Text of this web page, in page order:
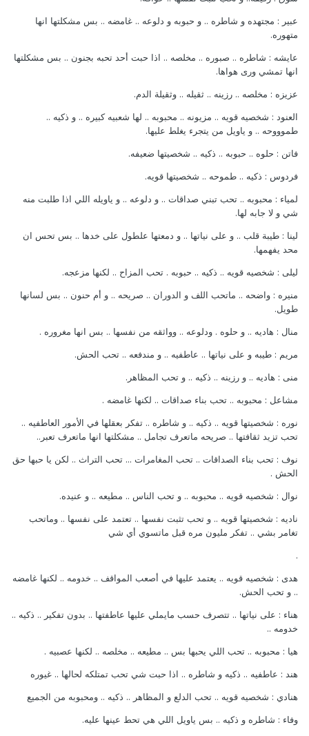
عبير : مجتهده و شاطره .. و حبوبه و دلوعه .. غامضه .. بس مشكلتها انها
متهوره.
عايشه : شاطره .. صبوره .. مخلصه .. اذا حبت أحد تحبه بجنون .. بس مشكلتها
انها تمشي ورى هواها.
عزيزه : مخلصه .. رزينه .. ثقيله .. وثقيلة الدم.
العنود : شخصيه قويه .. مزيونه .. محبوبه .. لها شعبيه كبيره .. و ذكيه ..
طموووحه .. و ياويل من يتجرء يغلط عليها.
فاتن : حلوه .. حبوبه .. ذكيه .. شخصيتها ضعيفه.
فردوس : ذكيه .. طموحه .. شخصيتها قويه.
لمياء : محبوبه .. تحب تبني صداقات .. و دلوعه .. و ياويله اللي اذا طلبت منه
شي و لا جابه لها.
لينا : طيبة قلب .. و على نياتها .. و دمعتها علطول على خدها .. بس تحس ان
محد يفهمها.
ليلى : شخصيه قويه .. ذكيه .. حبوبه . تحب المزاح .. لكنها مزعجه.
منيره : واضحه .. ماتحب اللف و الدوران .. صريحه .. و أم حنون .. بس لسانها
طويل.
منال : هاديه .. و حلوه . ودلوعه .. وواثقه من نفسها .. بس انها مغروره .
مريم : طيبه و على نياتها .. عاطفيه .. و مندفعه .. تحب الحش.
منى : هاديه .. و رزينه .. ذكيه .. و تحب المظاهر.
مشاعل : محبوبه .. تحب بناء صداقات .. لكنها غامضه .
نوره : شخصيتها قويه .. ذكيه .. و شاطره .. تفكر بعقلها في الأمور العاطفيه ..
تحب تزيد ثقافتها .. صريحه ماتعرف تجامل .. مشكلتها انها ماتعرف تعبر..
نوف : تحب بناء الصداقات .. تحب المغامرات ... تحب التراث .. لكن يا حبها حق
الحش .
نوال : شخصيه قويه .. محبوبه .. و تحب الناس .. مطيعه .. و عنيده.
ناديه : شخصيتها قويه .. و تحب تثبت نفسها .. تعتمد على نفسها .. وماتحب
تغامر بشي .. تفكر مليون مره قبل ماتسوي أي شي
هدى : شخصيه قويه .. يعتمد عليها في أصعب المواقف .. خدومه .. لكنها غامضه
.. و تحب الحش.
هناء : على نياتها .. تتصرف حسب مايملي عليها عاطفتها .. بدون تفكير .. ذكيه ..
خدومه ..
هيا : محبوبه .. تحب اللي يحبها بس .. مطيعه .. مخلصه .. لكنها عصبيه .
هند : عاطفيه .. ذكيه و شاطره .. اذا حبت شي تحب تمتلكه لحالها .. غيوره
هنادي : شخصيه قويه .. تحب الدلع و المظاهر .. ذكيه .. ومحبوبه من الجميع
وفاء : شاطره و ذكيه .. بس ياويل اللي هي تحط عينها عليه.